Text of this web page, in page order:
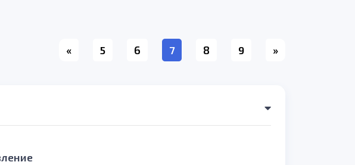
« 5 6 7текущая
8 9 »